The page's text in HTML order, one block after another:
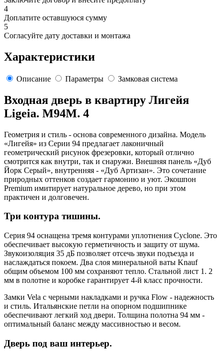
4
Доплатите оставшуюся сумму
5
Согласуйте дату доставки и монтажа
Характеристики
Описание Параметры Замковая система
Входная дверь в квартиру Лигейя
Ligeia. M94M. 4
Геометрия и стиль - основа современного дизайна. Модель
«Лигейя» из Серии 94 предлагает лаконичный
геометрический рисунок фрезеровки, который отлично
смотрится как внутри, так и снаружи. Внешняя панель «Дуб
Йорк Серый», внутренняя - «Дуб Артизан». Это сочетание
природных оттенков создает гармонию и уют. Экошпон
Premium имитирует натуральное дерево, но при этом
практичен и долговечен.
Три контура тишины.
Серия 94 оснащена тремя контурами уплотнения Cyclone. Это
обеспечивает высокую герметичность и защиту от шума.
Звукоизоляция 35 дБ позволяет отсечь звуки подъезда и
наслаждаться покоем. Два слоя минеральной ваты Knauf
общим объемом 100 мм сохраняют тепло. Стальной лист 1. 2
мм в полотне и коробке гарантирует 4-й класс прочности.
Замки Vela с черными накладками и ручка Flow - надежность
и стиль. Итальянские петли на опорном подшипнике
обеспечивают легкий ход двери. Толщина полотна 94 мм -
оптимальный баланс между массивностью и весом.
Дверь под ваш интерьер.